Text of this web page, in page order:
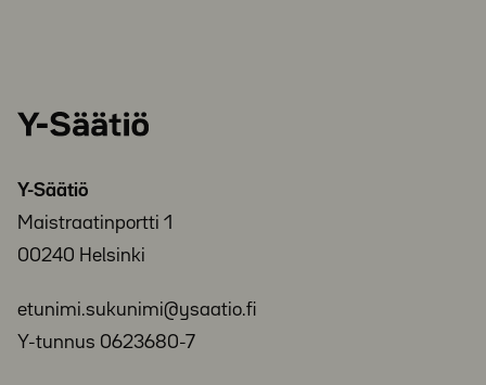
Y-
Y-Säätiö
Maistraatinportti 1
00240 Helsinki
etunimi.sukunimi@ysaatio.fi
Y-tunnus 0623680-7